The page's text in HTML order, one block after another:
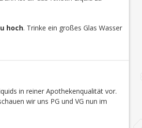
hoch. Trinke ein großes Glas Wasser
in reiner Apothekenqualität vor.
wir uns PG und VG nun im